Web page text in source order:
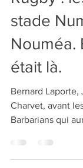
29 juin 2020 1 min
Rugby :
stade
était là.
Charvet, avant
Barbarians qui